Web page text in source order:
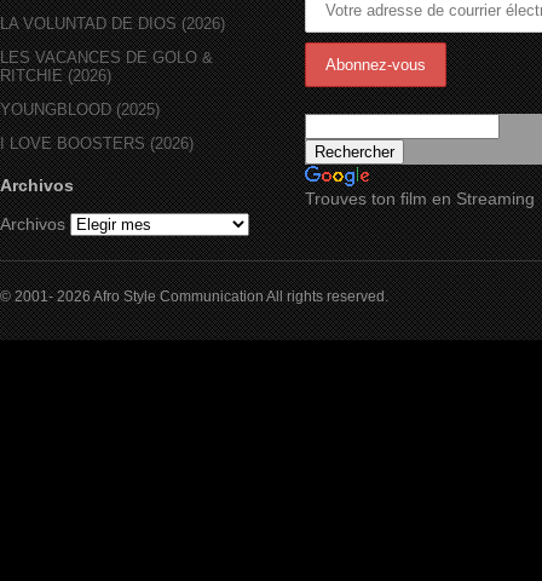
LA VOLUNTAD DE DIOS (2026)
LES VACANCES DE GOLO &
RITCHIE (2026)
YOUNGBLOOD (2025)
I LOVE BOOSTERS (2026)
Archivos
Archivos
Trouves ton film en Streaming
© 2001- 2026 Afro Style Communication All rights reserved.